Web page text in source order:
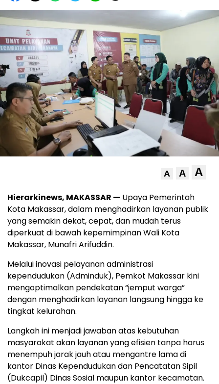
A A A
Hierarkinews, MAKASSAR — Upaya Pemerintah
Kota Makassar, dalam menghadirkan layanan publik
yang semakin dekat, cepat, dan mudah terus
diperkuat di bawah kepemimpinan Wali Kota
Makassar, Munafri Arifuddin.
Melalui inovasi pelayanan administrasi
kependudukan (Adminduk), Pemkot Makassar kini
mengoptimalkan pendekatan “jemput warga”
dengan menghadirkan layanan langsung hingga ke
tingkat kelurahan.
Langkah ini menjadi jawaban atas kebutuhan
masyarakat akan layanan yang efisien tanpa harus
menempuh jarak jauh atau mengantre lama di
kantor Dinas Kependudukan dan Pencatatan Sipil
(Dukcapil) Dinas Sosial maupun kantor kecamatan.